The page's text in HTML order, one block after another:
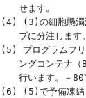
せます。
(4) (3)の細胞懸濁
ブに分注します。
(5) プログラムフリ
ングコンテナ（
行います。－80℃
(6) (5)で予備凍結